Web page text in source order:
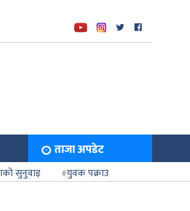
ताजा अपडेट
सुनुवाइ
युवक पक्राउ